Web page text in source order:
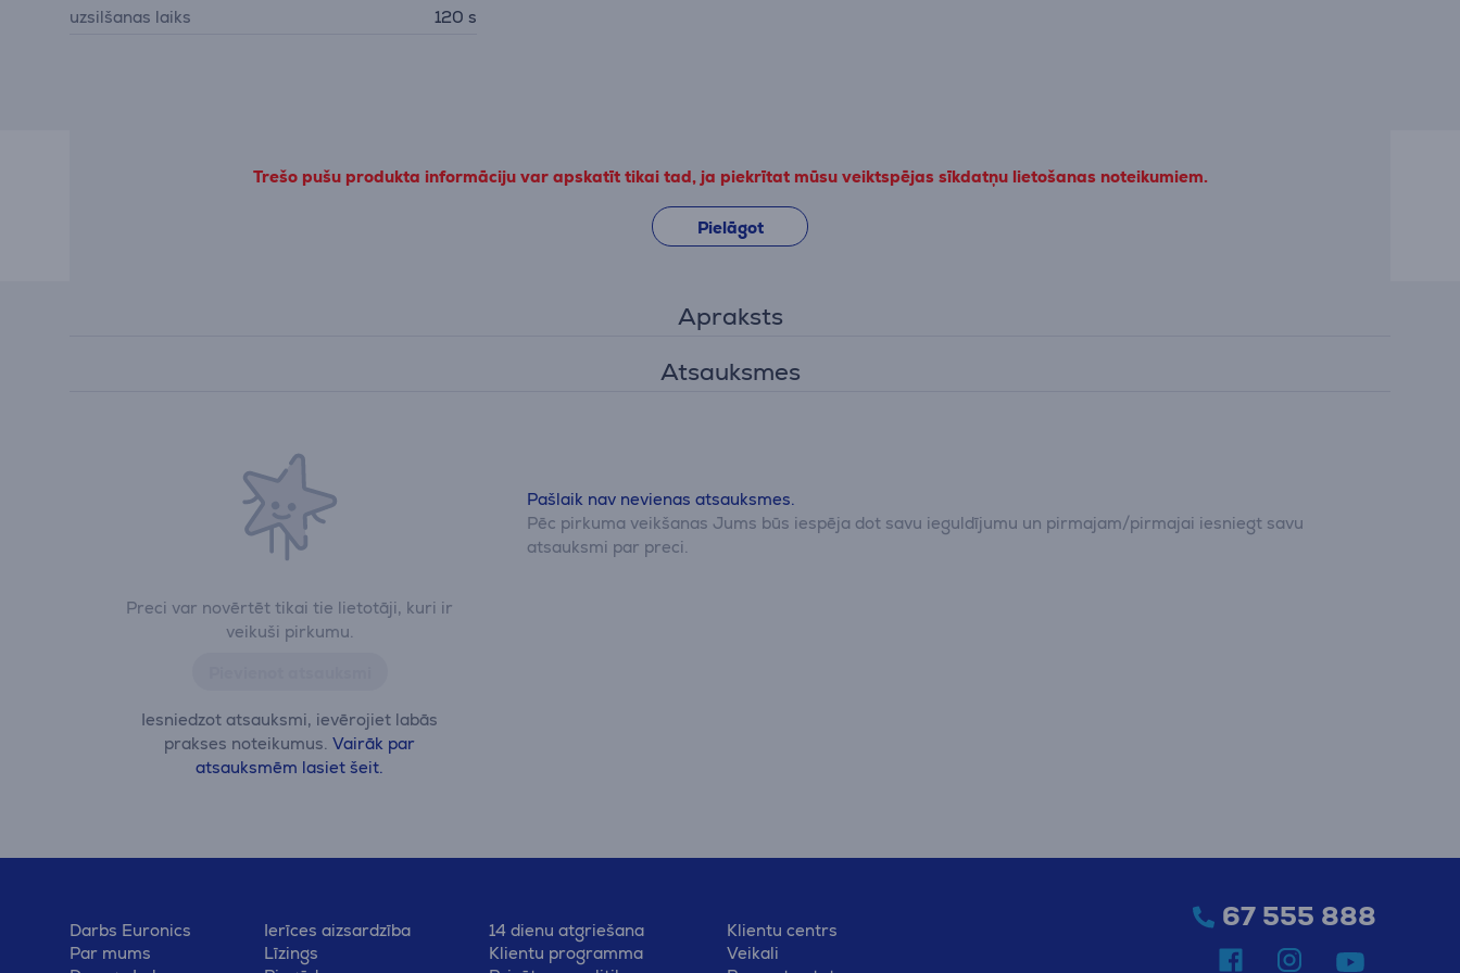
uzsilšanas laiks
120 s
Trešo pušu produkta informāciju var apskatīt tikai tad, ja piekrītat mūsu veiktspējas sīkdatņu lietošanas noteikumiem.
Pielāgot
Apraksts
Atsauksmes
Preci var novērtēt tikai tie lietotāji, kuri ir
veikuši pirkumu.
Iesniedzot atsauksmi, ievērojiet labās
prakses noteikumus.Vairāk par
atsauksmēm lasiet šeit.
Pašlaik nav nevienas atsauksmes.
Pēc pirkuma veikšanas Jums būs iespēja dot savu ieguldījumu un pirmajam/pirmajai iesniegt savu
atsauksmi par preci.
Darbs Euronics
Par mums
Ierīces aizsardzība
Līzings
14 dienu atgriešana
Klientu programma
Klientu centrs
Veikali
67 555 888